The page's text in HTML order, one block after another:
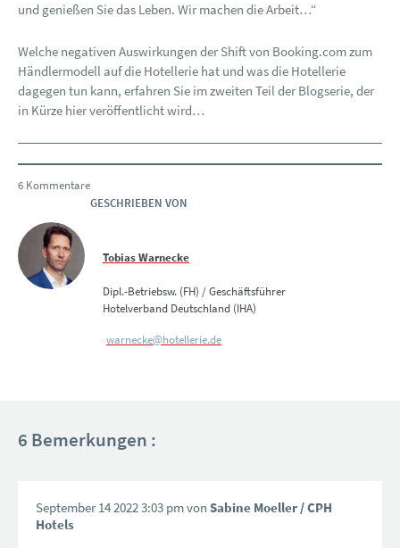
und genießen Sie das Leben. Wir machen die Arbeit…“
Welche negativen Auswirkungen der Shift von Booking.com zum
Händlermodell auf die Hotellerie hat und was die Hotellerie
dagegen tun kann, erfahren Sie im zweiten Teil der Blogserie, der
in Kürze hier veröffentlicht wird…
6 Kommentare
GESCHRIEBEN VON
Tobias Warnecke
Dipl.-Betriebsw. (FH) / Geschäftsführer
Hotelverband Deutschland (IHA)
warnecke@hotellerie.de
6 Bemerkungen :
September 14 2022 3:03 pm von Sabine Moeller/ CPH
Hotels